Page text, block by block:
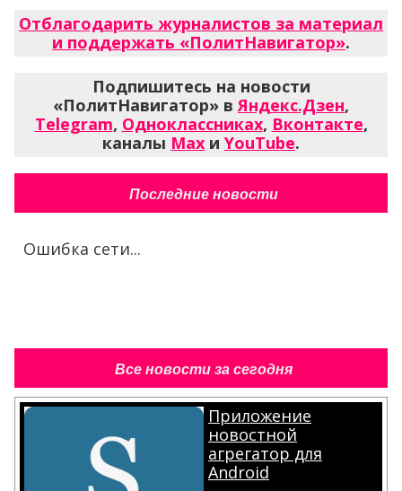
Отблагодарить журналистов за материал
и поддержать «ПолитНавигатор».
Подпишитесь на новости
«ПолитНавигатор» в Яндекс.Дзен,
Telegram, Одноклассниках, Вконтакте,
каналы Max и YouTube.
Последние новости
Ошибка сети...
Все новости за сегодня
Приложение
новостной
агрегатор для
Android